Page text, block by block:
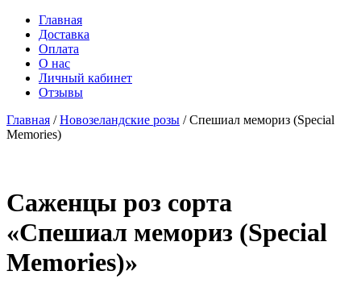
Главная
Доставка
Оплата
О нас
Личный кабинет
Отзывы
Главная /Новозеландские розы / Спешиал мемориз (Special
Memories)
Cаженцы роз сорта
«Спешиал мемориз (Special
Memories)»